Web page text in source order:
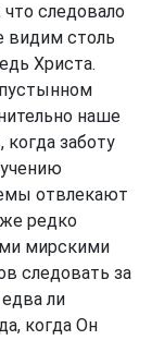
следовало
видим столь
Христа.
наше
заботу
отвлекают
редко
мирскими
следовать за
ли
когда Он